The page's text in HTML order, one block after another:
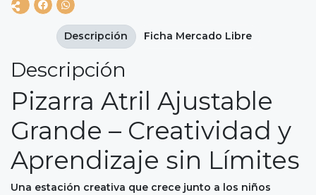
Descripción
Pizarra Atril Ajustable
Grande – Creatividad y
Aprendizaje sin Límites
Una estación creativa que crece junto a los niños
Descripción Ficha Mercado Libre